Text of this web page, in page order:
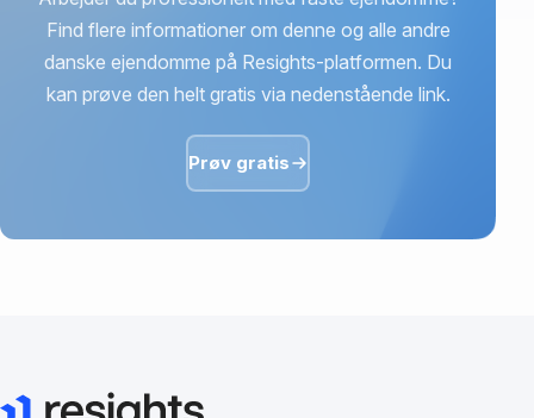
Find flere informationer om denne og alle andre
danske ejendomme på Resights-platformen. Du
kan prøve den helt gratis via nedenstående link.
Prøv gratis